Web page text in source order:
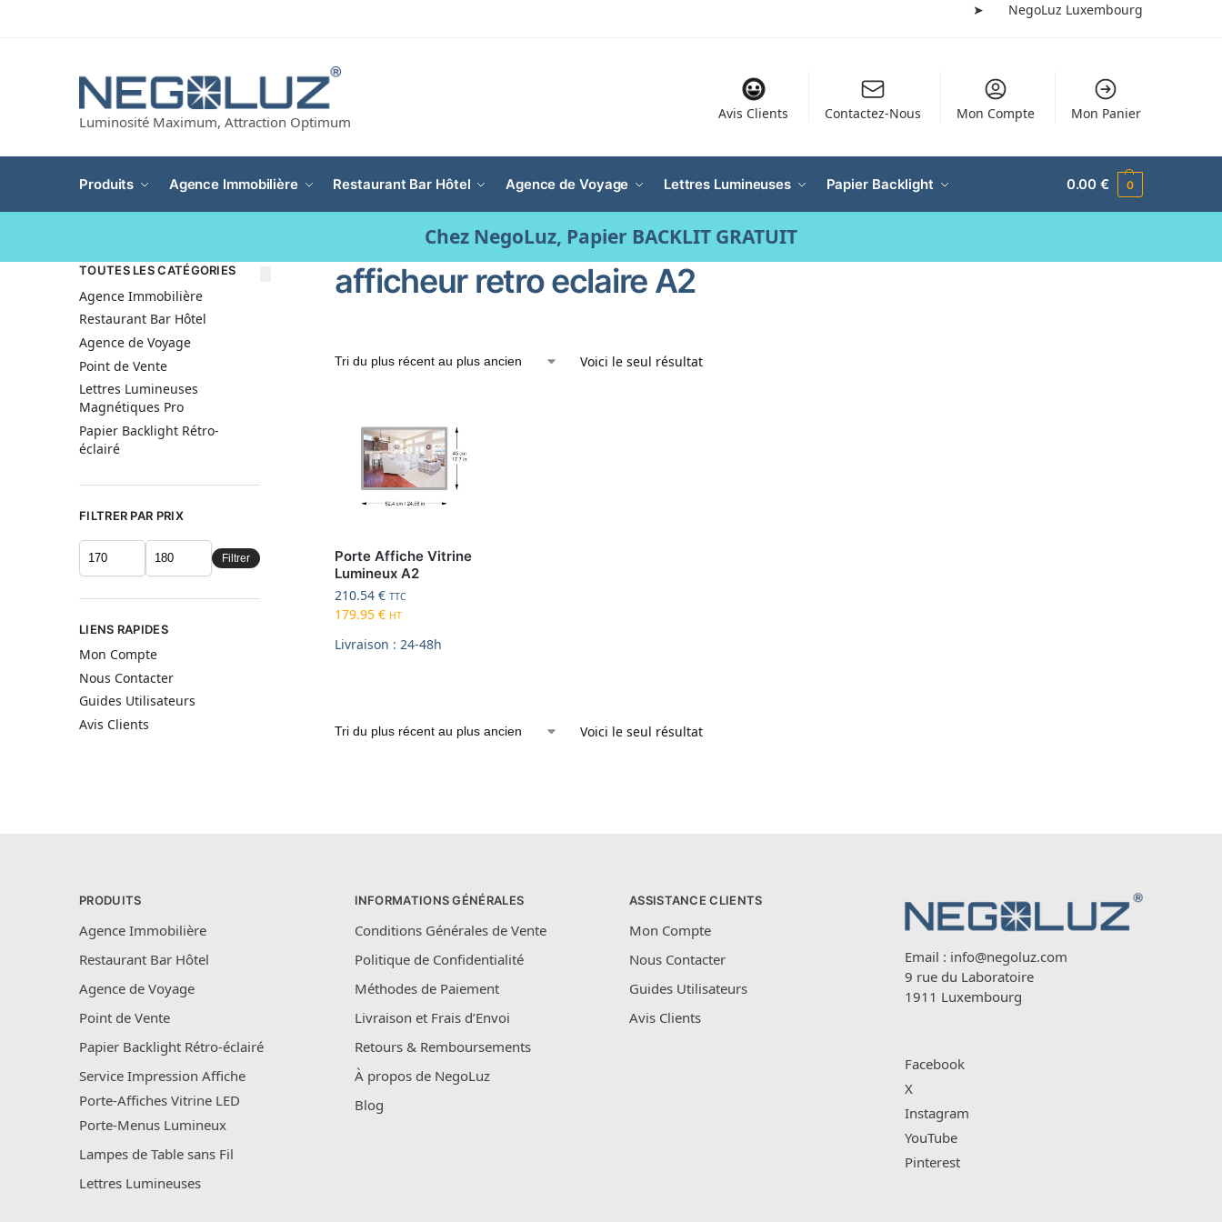
➤ NegoLuz Luxembourg
Luminosité Maximum, Attraction Optimum
Avis Clients Contactez-Nous Mon Compte Mon Panier
Produits Agence Immobilière Restaurant Bar Hôtel Agence de Voyage Lettres Lumineuses Papier Backlight 0.00€ 0
Chez NegoLuz, Papier BACKLIT GRATUIT
afficheur retro eclaire A2
Voici le seul résultat
Porte Affiche Vitrine
Lumineux A2
210.54 € TTC
179.95 € HT
Livraison : 24-48h
Voici le seul résultat
TOUTES LES CATÉGORIES
Agence Immobilière
Restaurant Bar Hôtel
Agence de Voyage
Point de Vente
Lettres Lumineuses
Magnétiques Pro
Papier Backlight Rétro-
éclairé
FILTRER PAR PRIX
Filtrer
LIENS RAPIDES
Mon Compte
Nous Contacter
Guides Utilisateurs
Avis Clients
PRODUITS
Agence Immobilière
Restaurant Bar Hôtel
Agence de Voyage
Point de Vente
Papier Backlight Rétro-éclairé
Service Impression Affiche
Porte-Affiches Vitrine LED
Porte-Menus Lumineux
Lampes de Table sans Fil
Lettres Lumineuses
INFORMATIONS GÉNÉRALES
Conditions Générales de Vente
Politique de Confidentialité
Méthodes de Paiement
Livraison et Frais d’Envoi
Retours & Remboursements
À propos de NegoLuz
Blog
ASSISTANCE CLIENTS
Mon Compte
Nous Contacter
Guides Utilisateurs
Avis Clients
Email : info@negoluz.com
9 rue du Laboratoire
1911 Luxembourg
Facebook
X
Instagram
YouTube
Pinterest